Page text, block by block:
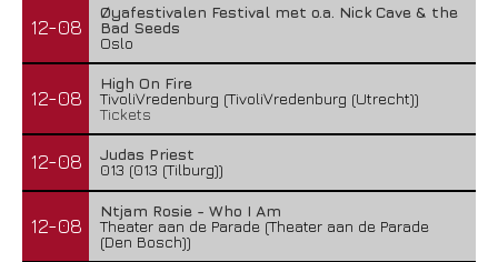
12-08
Øyafestivalen Festival met o.a. Nick Cave & the
Bad Seeds
Oslo
12-08
High On Fire
TivoliVredenburg (TivoliVredenburg (Utrecht))
Tickets
12-08
Judas Priest
013 (013 (Tilburg))
12-08
Ntjam Rosie - Who I Am
Theater aan de Parade (Theater aan de Parade
(Den Bosch))